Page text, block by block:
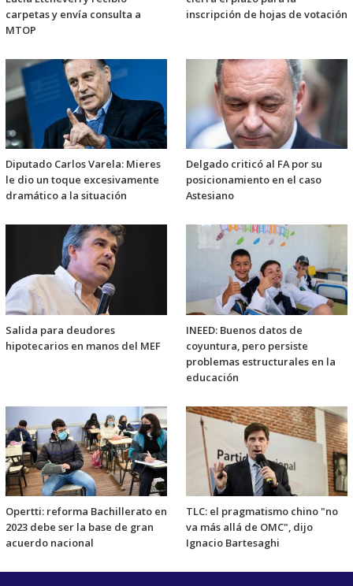
carpetas y envía consulta a
MTOP
inscripción de hojas de votación
Diputado Carlos Varela: Mieres
le dio un toque excesivamente
dramático a la situación
Delgado criticó al FA por su
posicionamiento en el caso
Astesiano
Salida para deudores
hipotecarios en manos del MEF
INEED: Buenos datos de
coyuntura, pero persiste
problemas estructurales en la
educación
Opertti: reforma Bachillerato en
2023 debe ser la base de gran
acuerdo nacional
TLC: el pragmatismo chino "no
va más allá de OMC", dijo
Ignacio Bartesaghi